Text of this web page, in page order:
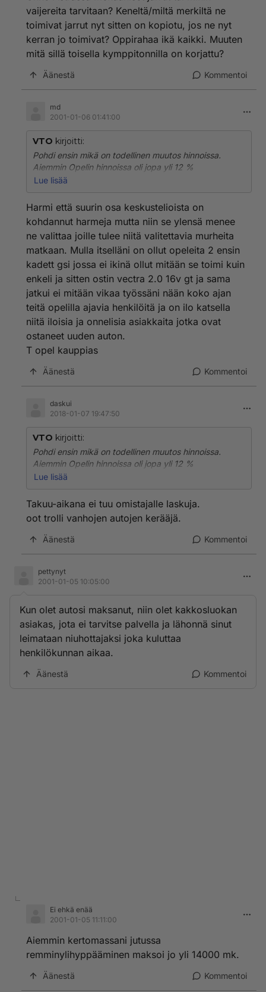
vaijereita tarvitaan? Keneltä/miltä merkiltä ne
toimivat jarrut nyt sitten on kopiotu, jos ne nyt
kerran jo toimivat? Oppirahaa ikä kaikki. Muuten
mitä sillä toisella kymppitonnilla on korjattu?
Äänestä Kommentoi
md
2001-01-06 01:41:00
VTO kirjoitti:
Pohdi ensin mikä on todellinen muutos hinnoissa.
Aiemmin Opelin hinnoissa oli jopa yli 12 %
alennusmahdollisuus ilman vaihturia. En tiedä onko
nettohintapuolella muutosta ei juurikaan ole
ratkeisevia ostopäätöksen suhteen.
Omat kokemukset vuoden 2000 Astrasta eivät ole
erityisen hyvät. Auto on todella hyvä käytössä, mutta
laatu jättää toivomisen varaa. 5 kk ja 35 tkm aikana
takuulaskujen loppusumma on noin 20000 mk ja
matkan keskeytymisiäkin on sattunut. Toisaalta tämä
on vain yksi otos.
Lue lisää
Harmi että suurin osa keskustelioista on
kohdannut harmeja mutta niin se ylensä menee
ne valittaa joille tulee niitä valitettavia murheita
matkaan. Mulla itselläni on ollut opeleita 2 ensin
kadett gsi jossa ei ikinä ollut mitään se toimi kuin
enkeli ja sitten ostin vectra 2.0 16v gt ja sama
jatkui ei mitään vikaa työssäni nään koko ajan
teitä opelilla ajavia henkilöitä ja on ilo katsella
niitä iloisia ja onnelisia asiakkaita jotka ovat
ostaneet uuden auton.
T opel kauppias
Äänestä Kommentoi
daskui
2018-01-07 19:47:50
VTO kirjoitti:
Pohdi ensin mikä on todellinen muutos hinnoissa.
Aiemmin Opelin hinnoissa oli jopa yli 12 %
alennusmahdollisuus ilman vaihturia. En tiedä onko
nettohintapuolella muutosta ei juurikaan ole
tapahtunut. Näin ollen muut seikat kuin hinta ovat
ratkeisevia ostopäätöksen suhteen.
Omat kokemukset vuoden 2000 Astrasta eivät ole
laatu jättää toivomisen varaa. 5 kk ja 35 tkm aikana
takuulaskujen loppusumma on noin 20000 mk ja
on vain yksi otos.
Lue lisää
Takuu-aikana ei tuu omistajalle laskuja.
oot trolli vanhojen autojen kerääjä.
Äänestä Kommentoi
pettynyt
2001-01-05 10:05:00
Kun olet autosi maksanut, niin olet kakkosluokan
asiakas, jota ei tarvitse palvella ja lähonnä sinut
leimataan niuhottajaksi joka kuluttaa
henkilökunnan aikaa.
Äänestä Kommentoi
Ei ehkä enää
2001-01-05 11:11:00
Aiemmin kertomassani jutussa
remminylihyppääminen maksoi jo yli 14000 mk.
Äänestä Kommentoi